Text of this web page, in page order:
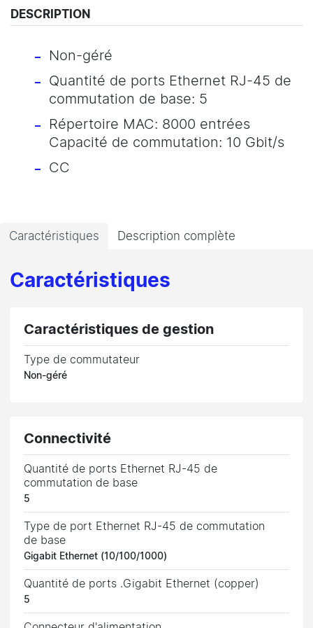
DESCRIPTION
Non-géré
Quantité de ports Ethernet RJ-45 de
commutation de base: 5
Répertoire MAC: 8000 entrées
Capacité de commutation: 10 Gbit/s
CC
Caractéristiques Description complète
Caractéristiques
Caractéristiques de gestion
Type de commutateur
Non-géré
Connectivité
Quantité de ports Ethernet RJ-45 de
commutation de base
5
Type de port Ethernet RJ-45 de commutation
de base
Gigabit Ethernet (10/100/1000)
Quantité de ports .Gigabit Ethernet (copper)
5